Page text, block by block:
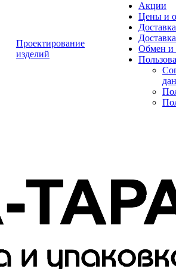
Проектирование
изделий
Акции
Цены и
Обмен и